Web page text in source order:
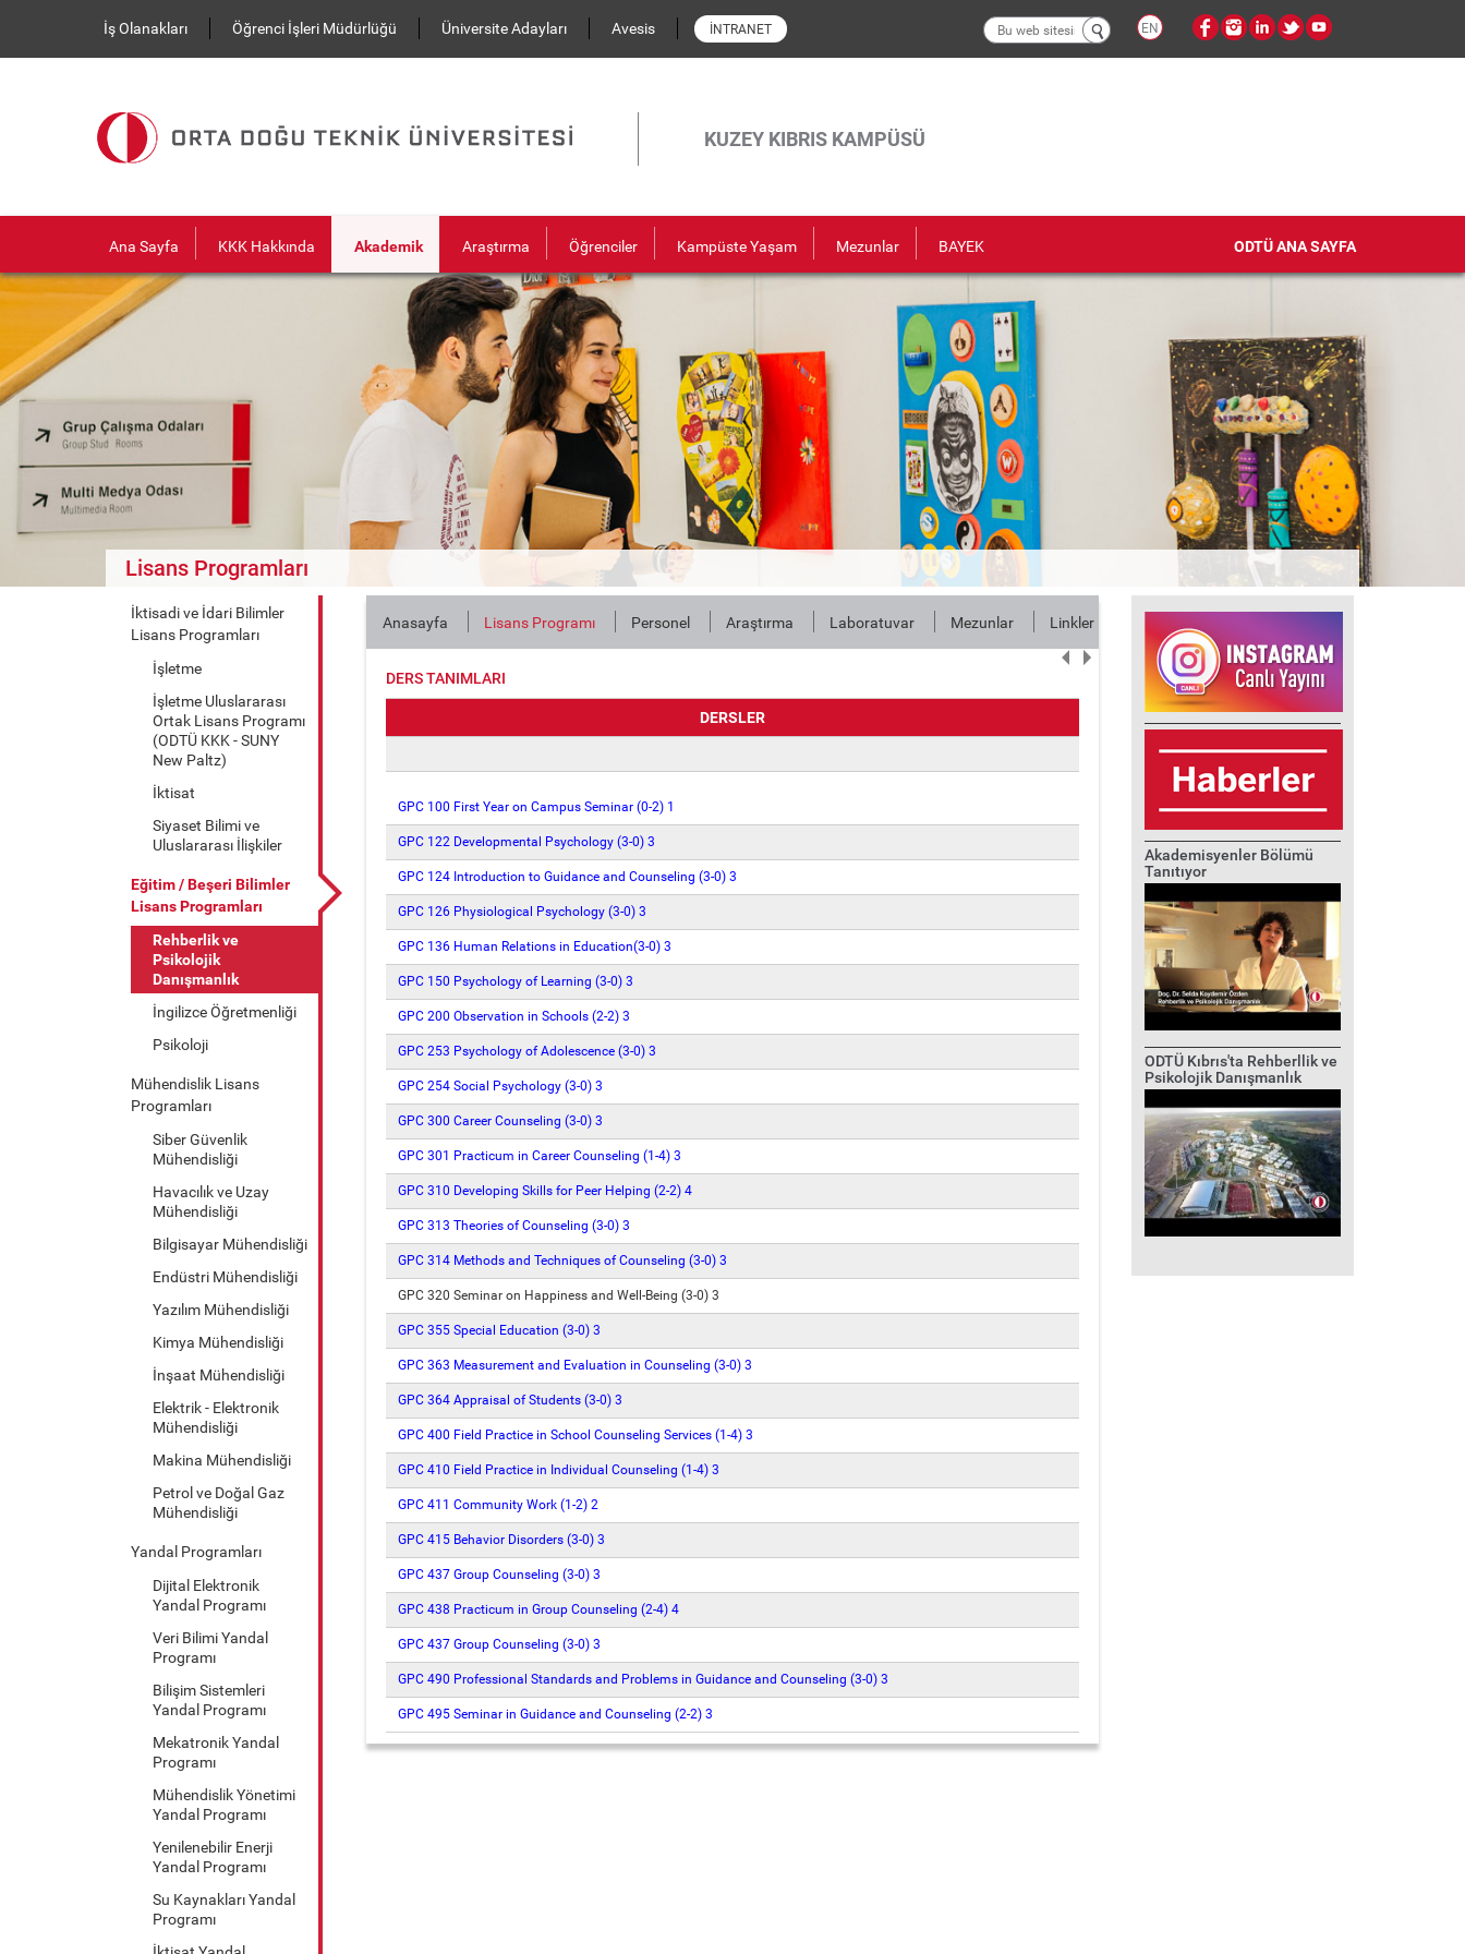
İş Olanakları
Öğrenci İşleri Müdürlüğü Üniversite Adayları Avesis İNTRANET
Arama
formu
EN
KUZEY KIBRIS KAMPÜSÜ
Ana Sayfa KKK Hakkında Akademik Araştırma Öğrenciler Kampüste Yaşam Mezunlar BAYEK ODTÜ ANA SAYFA
Lisans Programları
İktisadi ve İdari Bilimler
Lisans Programları
İşletme
İşletme Uluslararası
Ortak Lisans Programı
(ODTÜ KKK - SUNY
New Paltz)
İktisat
Siyaset Bilimi ve
Uluslararası İlişkiler
Eğitim / Beşeri Bilimler
Lisans Programları
Rehberlik ve
Psikolojik
Danışmanlık
İngilizce Öğretmenliği
Psikoloji
Mühendislik Lisans
Programları
Siber Güvenlik
Mühendisliği
Havacılık ve Uzay
Mühendisliği
Bilgisayar Mühendisliği
Endüstri Mühendisliği
Yazılım Mühendisliği
Kimya Mühendisliği
İnşaat Mühendisliği
Elektrik - Elektronik
Mühendisliği
Makina Mühendisliği
Petrol ve Doğal Gaz
Mühendisliği
Yandal Programları
Dijital Elektronik
Yandal Programı
Veri Bilimi Yandal
Programı
Bilişim Sistemleri
Yandal Programı
Mekatronik Yandal
Programı
Mühendislik Yönetimi
Yandal Programı
Yenilenebilir Enerji
Yandal Programı
Su Kaynakları Yandal
Programı
Anasayfa Lisans Programı Personel Araştırma Laboratuvar Mezunlar Linkler
DERS TANIMLARI
DERSLER
GPC 100 First Year on Campus Seminar (0-2) 1
GPC 122 Developmental Psychology (3-0) 3
GPC 124 Introduction to Guidance and Counseling (3-0) 3
GPC 126 Physiological Psychology (3-0) 3
GPC 136 Human Relations in Education(3-0) 3
GPC 150 Psychology of Learning (3-0) 3
GPC 200 Observation in Schools (2-2) 3
GPC 253 Psychology of Adolescence (3-0) 3
GPC 254 Social Psychology (3-0) 3
GPC 300 Career Counseling (3-0) 3
GPC 301 Practicum in Career Counseling (1-4) 3
GPC 310 Developing Skills for Peer Helping (2-2) 4
GPC 313 Theories of Counseling (3-0) 3
GPC 314 Methods and Techniques of Counseling (3-0) 3
GPC 320 Seminar on Happiness and Well-Being (3-0) 3
GPC 355 Special Education (3-0) 3
GPC 363 Measurement and Evaluation in Counseling (3-0) 3
GPC 364 Appraisal of Students (3-0) 3
GPC 400 Field Practice in School Counseling Services (1-4) 3
GPC 410 Field Practice in Individual Counseling (1-4) 3
GPC 411 Community Work (1-2) 2
GPC 415 Behavior Disorders (3-0) 3
GPC 437 Group Counseling (3-0) 3
GPC 438 Practicum in Group Counseling (2-4) 4
GPC 437 Group Counseling (3-0) 3
GPC 490 Professional Standards and Problems in Guidance and Counseling (3-0) 3
GPC 495 Seminar in Guidance and Counseling (2-2) 3
Akademisyenler Bölümü
Tanıtıyor
ODTÜ Kıbrıs'ta Rehberllik ve
Psikolojik Danışmanlık